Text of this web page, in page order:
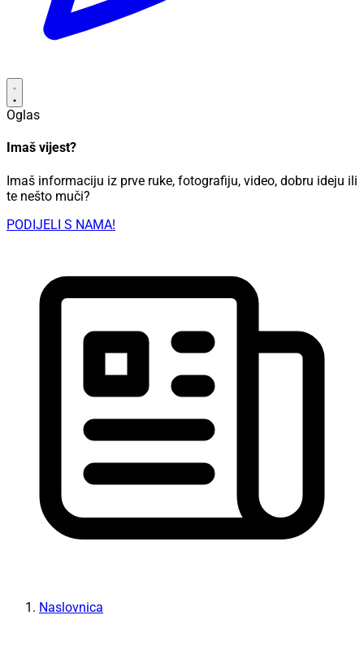
Oglas
Imaš vijest?
Imaš informaciju iz prve ruke, fotografiju, video, dobru ideju ili
te nešto muči?
PODIJELI S NAMA!
Naslovnica